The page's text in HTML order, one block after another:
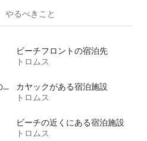
やるべきこと
ビーチフロントの宿泊先
トロムス
露天風呂・ジャグジー付きの宿泊施設
カヤックがある宿泊施設
トロムス
ビーチの近くにある宿泊施設
トロムス